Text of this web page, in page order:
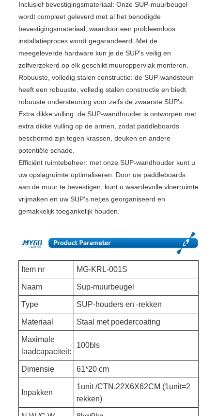
Inclusief bevestigingsmateriaal: Onze SUP-muurbeugel
wordt compleet geleverd met al het benodigde
bevestigingsmateriaal, waardoor een probleemloos
installatieproces wordt gegarandeerd. Met de
meegeleverde hardware kun je de SUP's veilig en
zelfverzekerd op elk geschikt muuroppervlak monteren.
Robuuste, volledig stalen constructie: de SUP-wandsteun
heeft een robuuste, volledig stalen constructie en biedt
robuuste ondersteuning voor zelfs de zwaarste SUP's.
Extra dikke vulling: de SUP-wandhouder is ontworpen met
extra dikke vulling op de armen, zodat paddleboards
beschermd zijn tegen krassen, deuken en andere
potentiële schade.
Efficiënt ruimtebeheer: met onze SUP-wandhouder kunt u
uw opslagruimte optimaliseren. Door uw paddleboards
aan de muur te bevestigen, kunt u waardevolle vloerruimte
vrijmaken en uw SUP's netjes georganiseerd en
gemakkelijk toegankelijk houden.
Item nr MG-KRL-001S
Naam Sup-muurbeugel
Type SUP-houders en -rekken
Materiaal Staal met poedercoating
Maximale
laadcapaciteit:
100bls
Dimensie 61*20 cm
Inpakken
1unit /CTN,22X6X62CM (1unit=2
rekken)